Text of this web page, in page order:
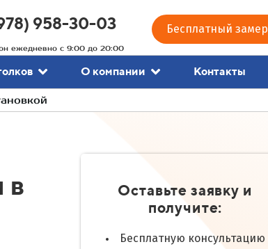
958-30-03
ежедневно с 9:00 до 20:00
Бесплатный замер
О компании Контакты
в
Оставьте заявку и
получите:
Бесплатную консультацию